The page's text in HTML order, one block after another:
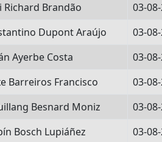
Richard Brandão
03-
Dupont Araújo
03-
Ayerbe Costa
03-
Barreiros Francisco
03-
Besnard Moniz
03-
Bosch Lupiáñez
03-